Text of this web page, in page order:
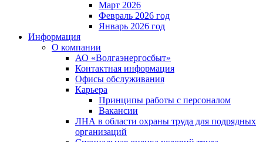
Март 2026
Февраль 2026 год
Январь 2026 год
Информация
О компании
АО «Волгаэнергосбыт»
Контактная информация
Офисы обслуживания
Карьера
Принципы работы с персоналом
Вакансии
ЛНА в области охраны труда для подрядных
организаций